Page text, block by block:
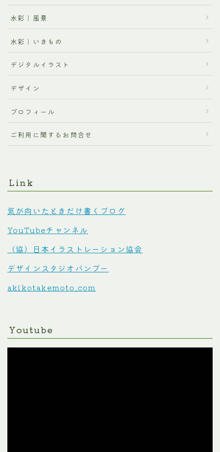
水彩｜風景
水彩｜いきもの
デジタルイラスト
デザイン
プロフィール
ご利用に関するお問合せ
Link
気が向いたときだけ書くブログ
YouTubeチャンネル
（協）日本イラストレーション協会
デザインスタジオバンブー
akikotakemoto.com
Youtube